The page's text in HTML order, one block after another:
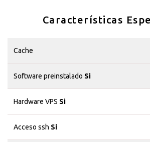
Características
Cache
Software preinstalado Si
Hardware VPS Si
Acceso ssh Si